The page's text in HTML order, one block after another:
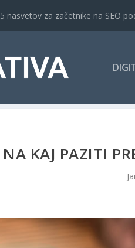
5 nasvetov za začetnike na SEO
NA KAJ PAZITI